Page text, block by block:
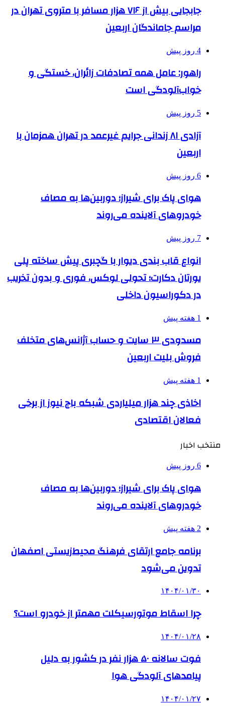
جابجایی بیش از ۷۱۶ هزار مسافر با متروی تهران در
مراسم جاماندگان اربعین
4 روز پیش
راهور: عامل همه تصادفات زائران، خستگی و
خواب‌آلودگی است
5 روز پیش
آزادی ۸۱ زندانی جرایم غیرعمد در تهران همزمان با
اربعین
6 روز پیش
هوای پاک برای شیراز؛ دوربین‌ها به مصاف
خودروهای آلاینده می‌روند
7 روز پیش
انواع قاب بندی دیوار با گچبری پیش ساخته پلی
یورتان دکارت؛ تحولی لوکس، فوری و بدون تخریب
در دکوراسیون داخلی
1 هفته پیش
مسدودی ۳ سایت و حساب آژانس‌های متخلف
فروش بلیت اربعین
1 هفته پیش
اخاذی چند هزار میلیاردی شبکه باج نیوز از برخی
فعالان اقتصادی
منتخب اخبار
6 روز پیش
هوای پاک برای شیراز؛ دوربین‌ها به مصاف
خودروهای آلاینده می‌روند
2 هفته پیش
برنامه جامع ارتقای فرهنگ محیط‌زیستی اصفهان
تدوین می‌شود
۱۴۰۴/۰۱/۳۰
چرا اسقاط موتورسیکلت مهمتر از خودرو است؟
۱۴۰۴/۰۱/۲۸
فوت سالانه ۵۰ هزار نفر در کشور به دلیل
پیامدهای آلودگی هوا
۱۴۰۴/۰۱/۲۷